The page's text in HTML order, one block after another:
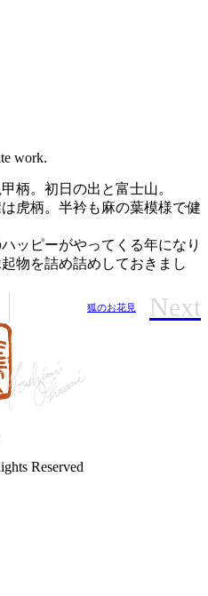
work.
柄。初日の出と富士山。
虎柄。半衿も麻の葉模様で健
ッピーがやってくる年になり
物を詰め詰めしておきまし
狐のお花見 Next
Reserved